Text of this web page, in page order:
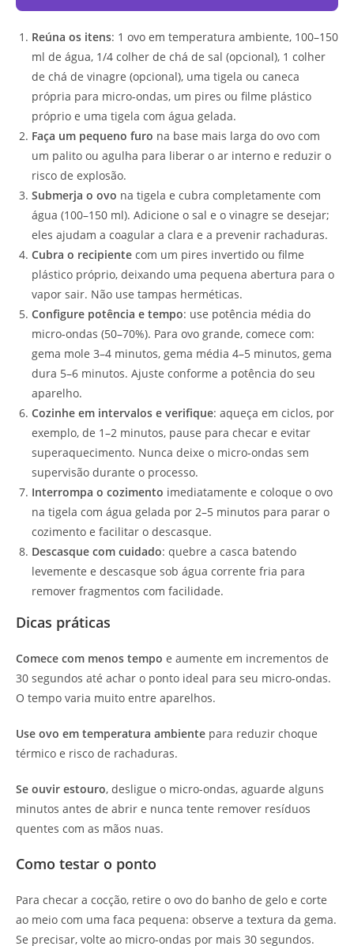
Reúna os itens: 1 ovo em temperatura ambiente, 100–150
ml de água, 1/4 colher de chá de sal (opcional), 1 colher
de chá de vinagre (opcional), uma tigela ou caneca
própria para micro-ondas, um pires ou filme plástico
próprio e uma tigela com água gelada.
Faça um pequeno furo na base mais larga do ovo com
um palito ou agulha para liberar o ar interno e reduzir o
risco de explosão.
Submerja o ovo na tigela e cubra completamente com
água (100–150 ml). Adicione o sal e o vinagre se desejar;
eles ajudam a coagular a clara e a prevenir rachaduras.
Cubra o recipiente com um pires invertido ou filme
plástico próprio, deixando uma pequena abertura para o
vapor sair. Não use tampas herméticas.
Configure potência e tempo: use potência média do
micro-ondas (50–70%). Para ovo grande, comece com:
gema mole 3–4 minutos, gema média 4–5 minutos, gema
dura 5–6 minutos. Ajuste conforme a potência do seu
aparelho.
Cozinhe em intervalos e verifique: aqueça em ciclos, por
exemplo, de 1–2 minutos, pause para checar e evitar
superaquecimento. Nunca deixe o micro-ondas sem
supervisão durante o processo.
Interrompa o cozimento imediatamente e coloque o ovo
na tigela com água gelada por 2–5 minutos para parar o
cozimento e facilitar o descasque.
Descasque com cuidado: quebre a casca batendo
levemente e descasque sob água corrente fria para
remover fragmentos com facilidade.
Dicas práticas
Comece com menos tempo e aumente em incrementos de
30 segundos até achar o ponto ideal para seu micro-ondas.
O tempo varia muito entre aparelhos.
Use ovo em temperatura ambiente para reduzir choque
térmico e risco de rachaduras.
Se ouvir estouro, desligue o micro-ondas, aguarde alguns
minutos antes de abrir e nunca tente remover resíduos
quentes com as mãos nuas.
Como testar o ponto
Para checar a cocção, retire o ovo do banho de gelo e corte
ao meio com uma faca pequena: observe a textura da gema.
Se precisar, volte ao micro-ondas por mais 30 segundos.